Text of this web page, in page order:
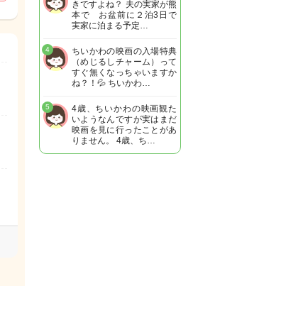
きですよね？ 夫の実家が熊
本で お盆前に２泊3日で
実家に泊まる予定…
ちいかわの映画の入場特典
（めじるしチャーム）って
すぐ無くなっちゃいますか
ね？！💦 ちいかわ…
4
4歳、ちいかわの映画観た
いようなんですが実はまだ
映画を見に行ったことがあ
りません。 4歳、ち…
5